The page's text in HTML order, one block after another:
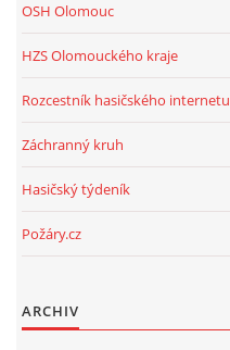
OSH Olomouc
HZS Olomouckého kraje
Rozcestník hasičského internetu
Záchranný kruh
Hasičský týdeník
Požáry.cz
ARCHIV